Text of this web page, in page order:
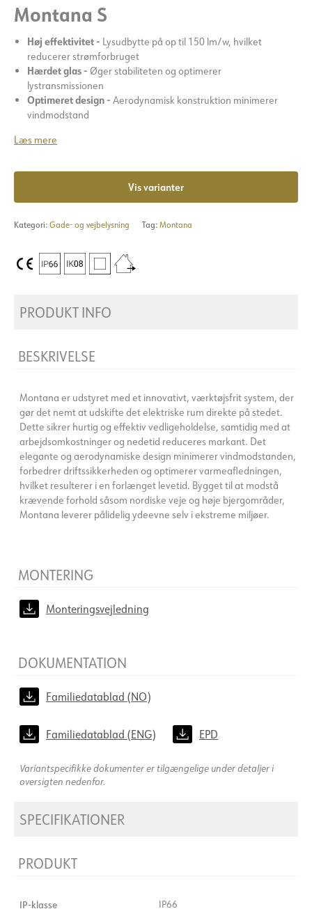
Montana S
Høj effektivitet - Lysudbytte på op til 150 lm/w, hvilket
reducerer strømforbruget
Hærdet glas - Øger stabiliteten og optimerer
lystransmissionen
Optimeret design - Aerodynamisk konstruktion minimerer
vindmodstand
Læs mere
Vis varianter
Kategori: Gade- og vejbelysning Tag: Montana
PRODUKT INFO
BESKRIVELSE
Montana er udstyret med et innovativt, værktøjsfrit system, der
gør det nemt at udskifte det elektriske rum direkte på stedet.
Dette sikrer hurtig og effektiv vedligeholdelse, samtidig med at
arbejdsomkostninger og nedetid reduceres markant. Det
elegante og aerodynamiske design minimerer vindmodstanden,
forbedrer driftssikkerheden og optimerer varmeafledningen,
hvilket resulterer i en forlænget levetid. Bygget til at modstå
krævende forhold såsom nordiske veje og høje bjergområder,
Montana leverer pålidelig ydeevne selv i ekstreme miljøer.
MONTERING
Monteringsvejledning
DOKUMENTATION
Familiedatablad (NO)
Familiedatablad (ENG) EPD
Variantspecifikke dokumenter er tilgængelige under detaljer i
oversigten nedenfor.
SPECIFIKATIONER
PRODUKT
IP-klasse IP66